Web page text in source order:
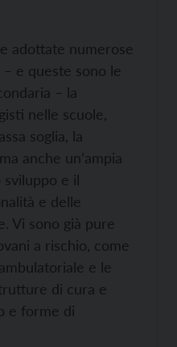
adottate numerose
e queste sono le
– la
nelle scuole,
soglia, la
anche un’ampia
e il
e delle
Vi sono già pure
a rischio, come
e le
di cura e
e forme di